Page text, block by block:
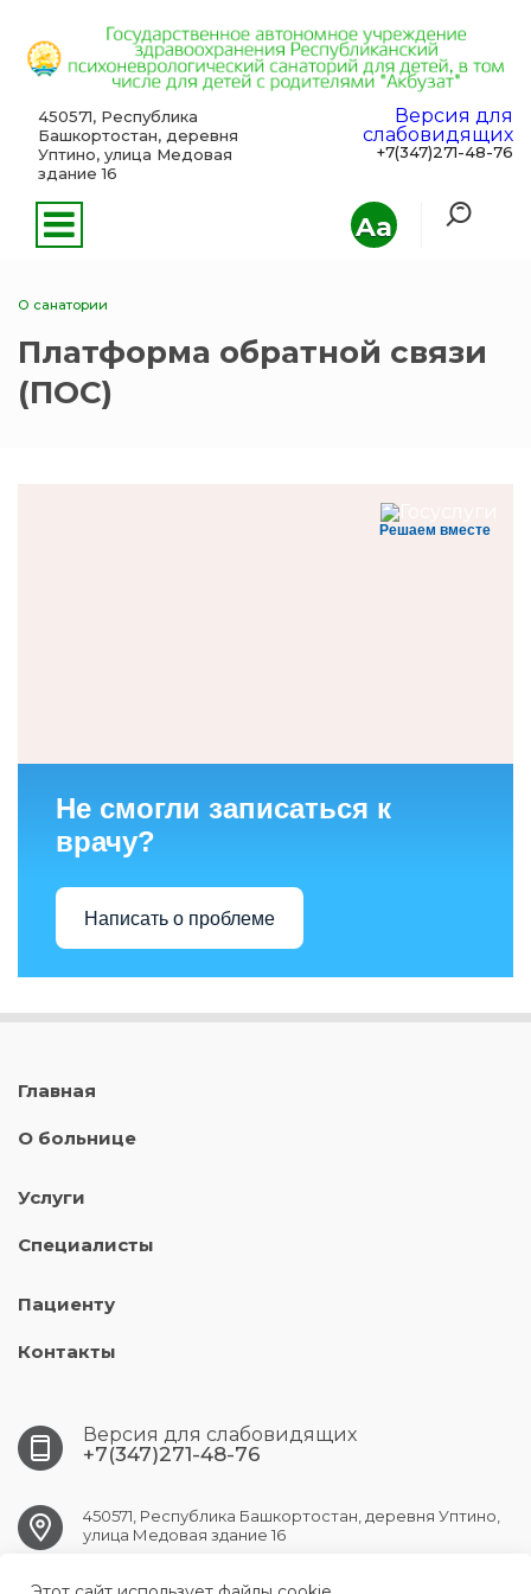
Aa
450571, Республика
Башкортостан, деревня
Уптино, улица Медовая
здание 16
Версия для
слабовидящих
+7(347)271-48-76
О санатории
Платформа обратной связи
(ПОС)
Решаем вместе
Не смогли записаться к
врачу?
Написать о проблеме
Главная
О больнице
Услуги
Специалисты
Пациенту
Контакты
Версия для слабовидящих
+7(347)271-48-76
450571, Республика Башкортостан, деревня Уптино,
улица Медовая здание 16